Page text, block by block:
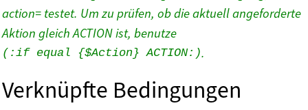
action= testet. Um zu prüfen, ob die aktuell angeforderte
Aktion gleich ACTION ist, benutze
(:if equal {$Action} ACTION:).
Verknüpfte Bedingungen